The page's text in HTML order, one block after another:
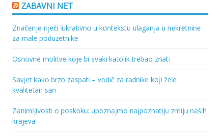
ZABAVNI NET
Značenje riječi lukrativno u kontekstu ulaganja u nekretnine
za male poduzetnike
Osnovne molitve koje bi svaki katolik trebao znati
Savjet kako brzo zaspati – vodič za radnike koji žele
kvalitetan san
Zanimljivosti o poskoku: upoznajmo najpoznatiju zmiju naših
krajeva